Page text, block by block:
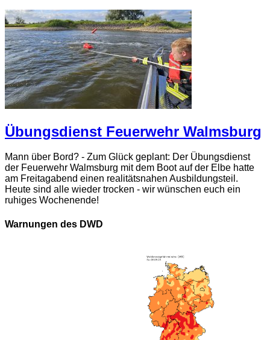
Übungsdienst Feuerwehr Walmsburg
Mann über Bord? - Zum Glück geplant: Der Übungsdienst
der Feuerwehr Walmsburg mit dem Boot auf der Elbe hatte
am Freitagabend einen realitätsnahen Ausbildungsteil.
Heute sind alle wieder trocken - wir wünschen euch ein
ruhiges Wochenende!
Warnungen des DWD